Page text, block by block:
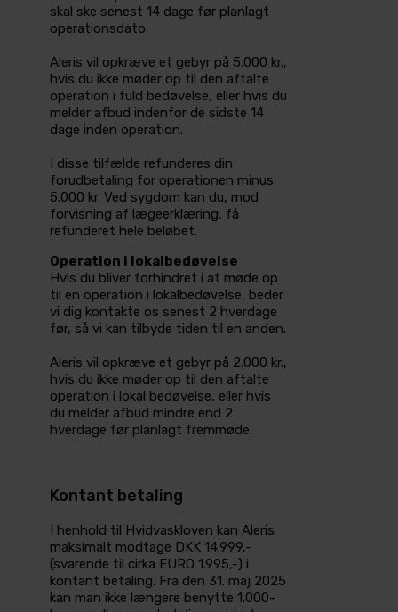
skal ske senest 14 dage før planlagt
operationsdato.
Aleris vil opkræve et gebyr på 5.000 kr.,
hvis du ikke møder op til den aftalte
operation i fuld bedøvelse, eller hvis du
melder afbud indenfor de sidste 14
dage inden operation.
I disse tilfælde refunderes din
forudbetaling for operationen minus
5.000 kr. Ved sygdom kan du, mod
forvisning af lægeerklæring, få
refunderet hele beløbet.
Operation i lokalbedøvelse
Hvis du bliver forhindret i at møde op
til en operation i lokalbedøvelse, beder
vi dig kontakte os senest 2 hverdage
før, så vi kan tilbyde tiden til en anden.
Aleris vil opkræve et gebyr på 2.000 kr.,
hvis du ikke møder op til den aftalte
operation i lokal bedøvelse, eller hvis
du melder afbud mindre end 2
hverdage før planlagt fremmøde.
Kontant betaling
I henhold til Hvidvaskloven kan Aleris
maksimalt modtage DKK 14.999,-
(svarende til cirka EURO 1.995,-) i
kontant betaling. Fra den 31. maj 2025
kan man ikke længere benytte 1.000-